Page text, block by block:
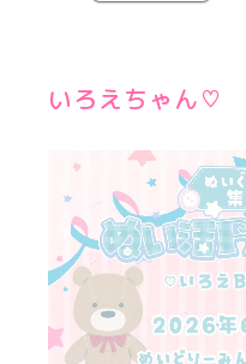
いろえちゃん♡